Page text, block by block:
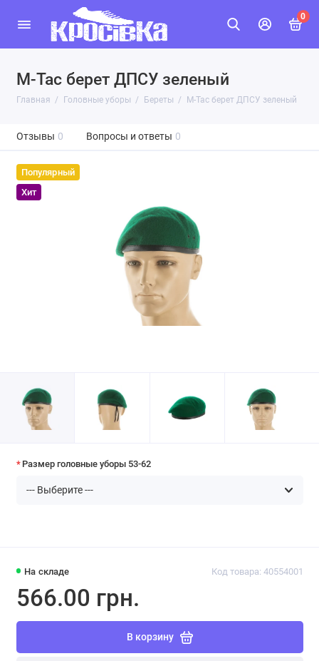
0
M-Tac берет ДПСУ зеленый
Главная Головные уборы Береты M-Tac берет ДПСУ зеленый
Отзывы 0 Вопросы и ответы 0
Популярный
Хит
На складе Код товара: 40554001
566.00 грн.
В корзину
Размер головные уборы 53-62